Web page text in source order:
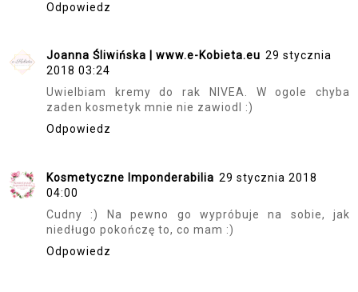
Odpowiedz
Joanna Śliwińska | www.e-Kobieta.eu 29 stycznia
2018 03:24
Uwielbiam kremy do rak NIVEA. W ogole chyba
zaden kosmetyk mnie nie zawiodl :)
Odpowiedz
Kosmetyczne Imponderabilia 29 stycznia 2018
04:00
Cudny :) Na pewno go wypróbuje na sobie, jak
niedługo pokończę to, co mam :)
Odpowiedz